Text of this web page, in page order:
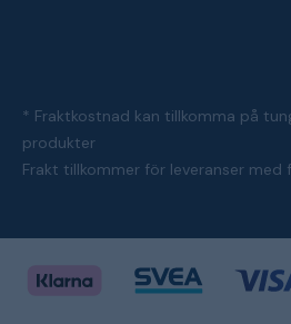
* Fraktkostnad kan tillkomma på
produkter
Frakt tillkommer för leveranser med